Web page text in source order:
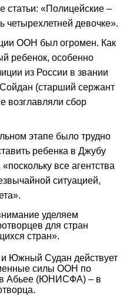
статьи: «Полицейские –
девочке».
ООН был огромен. Как
ребенок, особенно
из России в звании
(старший сержант
возглавляли сбор
этапе было трудно
ребенка в Джубу
все агентства
ситуацией,
уделяем
для стран
стран».
Южный Судан действует
силы ООН по
в Абьее (ЮНИСФА) – в